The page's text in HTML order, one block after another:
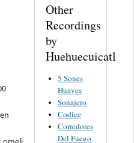
Other
Recordings
by
Huehuecuicatl
5 Sones
Huaves
Sonajero
Codice
Corredores
Del Fuego